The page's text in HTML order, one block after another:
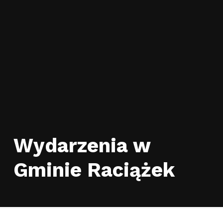
Wydarzenia w
Gminie Raciążek